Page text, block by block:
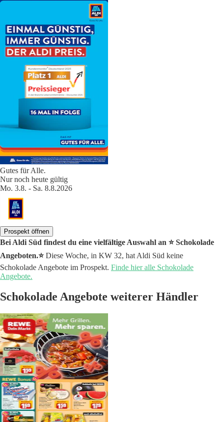
Gutes für Alle.
Nur noch heute gültig
Mo. 3.8. - Sa. 8.8.2026
Prospekt öffnen
Bei Aldi Süd findest du eine vielfältige Auswahl an ⭐️ Schokolade
Angeboten.⭐️Diese Woche, in KW 32, hat Aldi Süd keine
Schokolade Angebote im Prospekt. Finde hier alle Schokolade
Angebote.
Schokolade Angebote weiterer Händler